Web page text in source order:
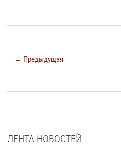
← Предыдущая
ЛЕНТА НОВОСТЕЙ